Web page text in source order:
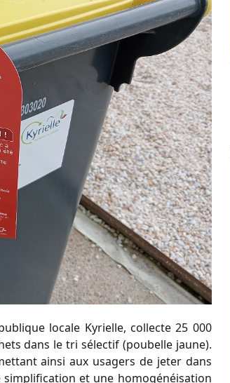
locale Kyrielle, collecte 25 000
dans le tri sélectif (poubelle jaune).
ainsi aux usagers de jeter dans
simplification et une homogénéisation